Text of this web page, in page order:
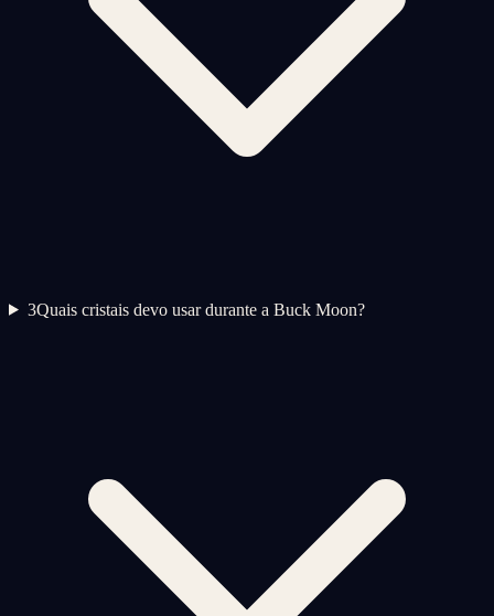
3Quais cristais devo usar durante a Buck Moon?